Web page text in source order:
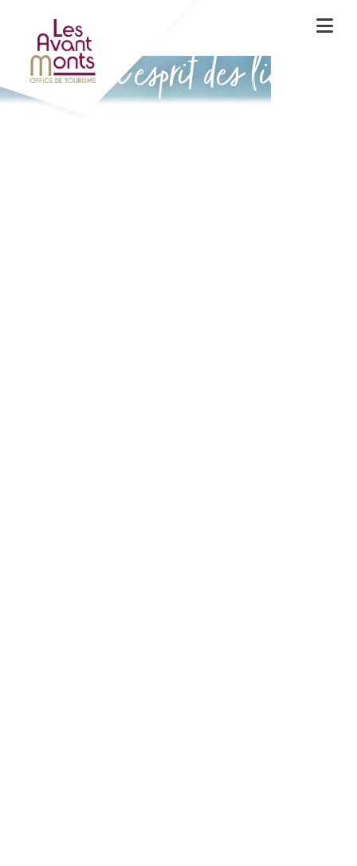
Vivez l'esprit des lieux